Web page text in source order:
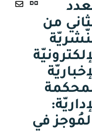
من
في